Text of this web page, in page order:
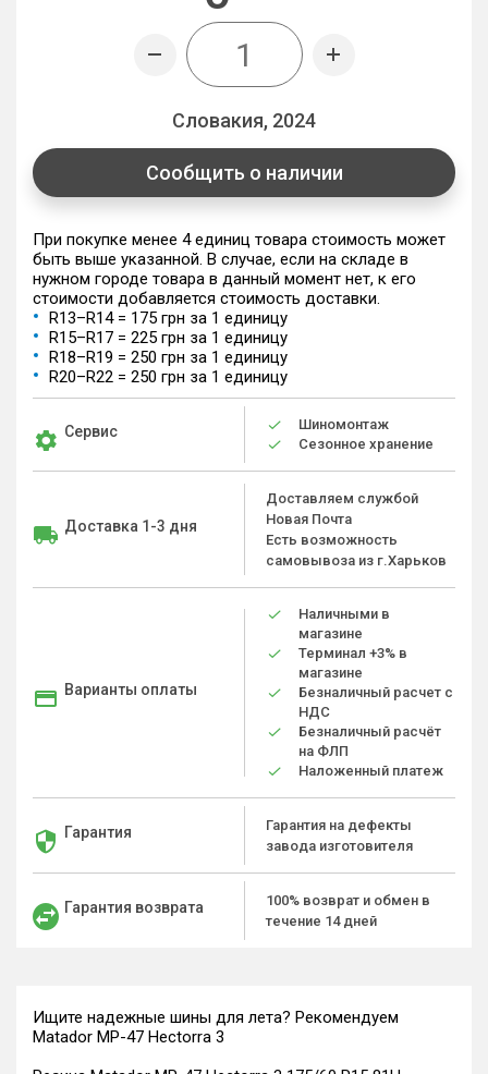
Словакия, 2024
Сообщить о наличии
При покупке менее 4 единиц товара стоимость может
быть выше указанной. В случае, если на складе в
нужном городе товара в данный момент нет, к его
стоимости добавляется стоимость доставки.
R13–R14 = 175 грн за 1 единицу
R15–R17 = 225 грн за 1 единицу
R18–R19 = 250 грн за 1 единицу
R20–R22 = 250 грн за 1 единицу
Сервис
Шиномонтаж
Сезонное хранение
Доставка 1-3 дня
Доставляем службой
Новая Почта
Есть возможность
самовывоза из г.Харьков
Варианты оплаты
Наличными в
магазине
Терминал +3% в
магазине
Безналичный расчет с
НДС
Безналичный расчёт
на ФЛП
Наложенный платеж
Гарантия
Гарантия на дефекты
завода изготовителя
Гарантия возврата
100% возврат и обмен в
течение 14 дней
Ищите надежные шины для лета? Рекомендуем
Matador MP-47 Hectorra 3